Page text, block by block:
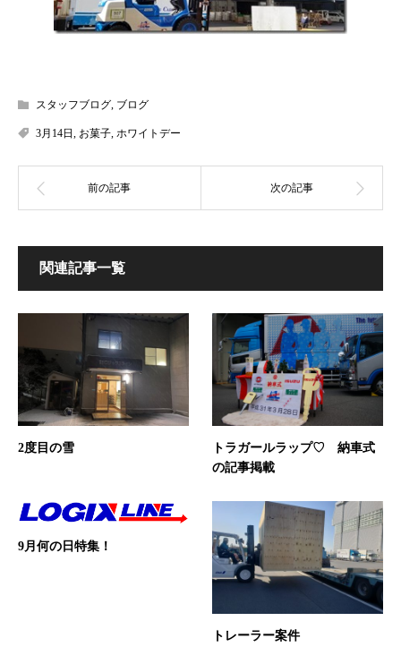
スタッフブログ ブログ
3月14日 お菓子 ホワイトデー
関連記事一覧
2度目の雪
トラガールラップ♡ 納車式
の記事掲載
9月何の日特集！
トレーラー案件